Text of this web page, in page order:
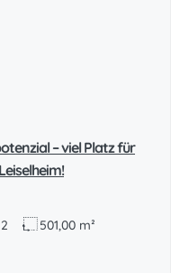
– viel Platz für
2
501,00 m²